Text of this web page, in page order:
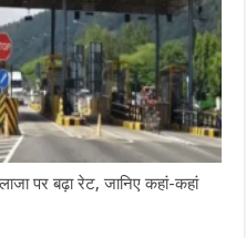
पर बढ़ा रेट, जानिए कहां-कहां